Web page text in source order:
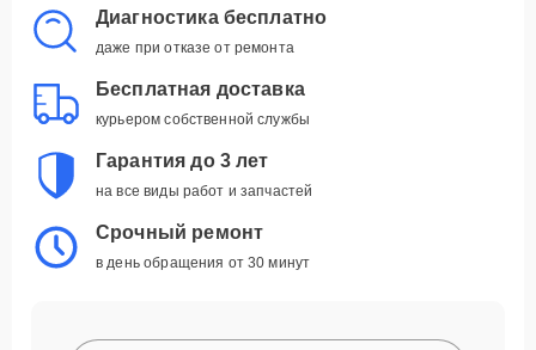
Диагностика бесплатно
даже при отказе от ремонта
Бесплатная доставка
курьером собственной службы
Гарантия до 3 лет
на все виды работ и запчастей
Срочный ремонт
в день обращения от 30 минут